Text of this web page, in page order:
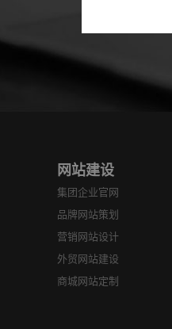
网站建设
集团企业官网
品牌网站策划
营销网站设计
外贸网站建设
商城网站定制